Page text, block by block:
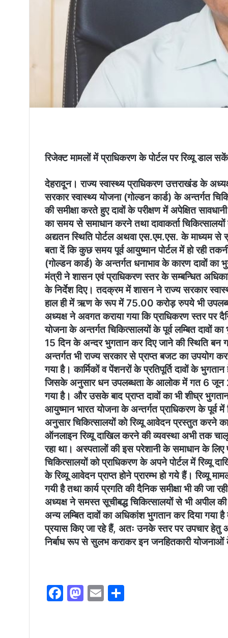
रिजेक्ट मामलों में प्राधिकरण के पोर्टल पर रिव्यू डाल
देहरादून। राज्य स्वास्थ्य प्राधिकरण उत्तराखंड के
सरकार स्वास्थ्य योजना (गोल्डन कार्ड) के अन्तर्गत
की समीक्षा करते हुए दावों के परीक्षण में अपेक्षित
का समय से समाधान करने तथा दावाकर्ता
अद्यतन स्थिति पोर्टल अथवा एस.एम.एस. के माध्यम से
बता दें कि कुछ समय पूर्व आयुष्मान पोर्टल में हो रही
(गोल्डन कार्ड) के अन्तर्गत धनाभाव के कारण दावों का
मंत्री ने शासन एवं प्राधिकरण स्तर के सम्बन्धित
के निर्देश दिए। तदक्रम में शासन ने राज्य सरकार
हाल ही में ऋण के रूप में 75.00 करोड़ रुपये भी
अध्यक्ष ने अवगत कराया गया कि प्राधिकरण स्तर
योजना के अन्तर्गत चिकित्सालयों के पूर्व लम्बित दावों
15 दिन के अन्दर भुगतान कर दिए जाने की स्थिति बन
अन्तर्गत भी राज्य सरकार से प्राप्त बजट का उपयोग
गया है। कार्मिकों व पेंशनरों के प्रतिपूर्ति दावों के
जिसके अनुसार धन उपलब्धता के आलोक में गत 6 जून
गया है। और उसके बाद प्राप्त दावों का भी शीघ्र
आयुष्मान भारत योजना के अन्तर्गत प्राधिकरण के पूर्व
अनुसार चिकित्सालयों को रिव्यू आवेदन प्रस्तुत करने
ऑनलाइन रिव्यू दाखिल करने की व्यवस्था अभी तक चालू
रहा था। अस्पतालों की इस परेशानी के समाधान के
चिकित्सालयों को प्राधिकरण के अपने पोर्टल में रिव्यू
के रिव्यू आवेदन प्राप्त होने प्रारम्भ हो गये हैं। रिव्यू
गयी है तथा कार्य प्रगति की दैनिक समीक्षा भी की जा
अध्यक्ष ने समस्त सूचीबद्ध चिकित्सालयों से भी अपील
अन्य लम्बित दावों का अधिकांश भुगतान कर दिया
प्रयास किए जा रहे हैं, अतः उनके स्तर पर उपचार हेतु
निर्बाध रूप से सुलभ कराकर इन जनहितकारी
F
M E